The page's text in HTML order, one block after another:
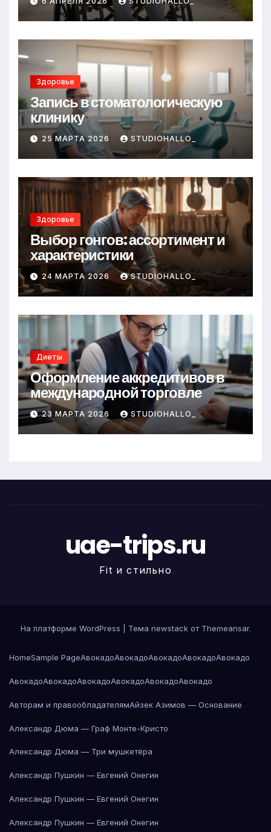
Здоровье
Запись в стоматологическую
клинику
25 МАРТА 2026 STUDIOHALLO_
Здоровье
Выбор гонгов: ассортимент и
характеристики
24 МАРТА 2026 STUDIOHALLO_
Диеты
Оформление аккредитивов в
международной торговле
23 МАРТА 2026 STUDIOHALLO_
uae-trips.ru
Fit и стильно
На платформе WordPress Тема newstack от Themeansar.
HomeSample PageАвокадоАвокадоАвокадоАвокадоАвокадо
АвокадоАвокадоАвокадоАвокадоАвокадоАвокадо
Авторам и правообладателямАйзек Азимов — Основание
Александр Дюма — Граф Монте-Кристо
Александр Дюма — Три мушкетёра
Александр Пушкин — Евгений Онегин
Александр Пушкин — Евгений Онегин
Александр Пушкин — Евгений Онегин